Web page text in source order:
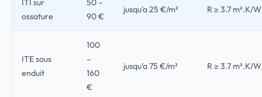
ITI sur
ossature
50 –
90 €
jusqu'a 25 €/m² R ≥ 3.7 m².K/W
ITE sous
enduit
100
–
160
€
jusqu'a 75 €/m² R ≥ 3.7 m².K/W